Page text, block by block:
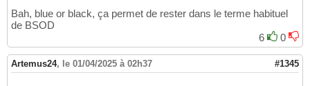
Bah, blue or black, ça permet de rester dans le terme habituel
de BSOD
6
0
Artemus24, le 01/04/2025 à 02h37 #1345